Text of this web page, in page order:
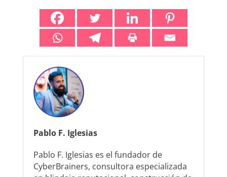
Pablo F. Iglesias
Pablo F. Iglesias es el fundador de
CyberBrainers, consultora especializada